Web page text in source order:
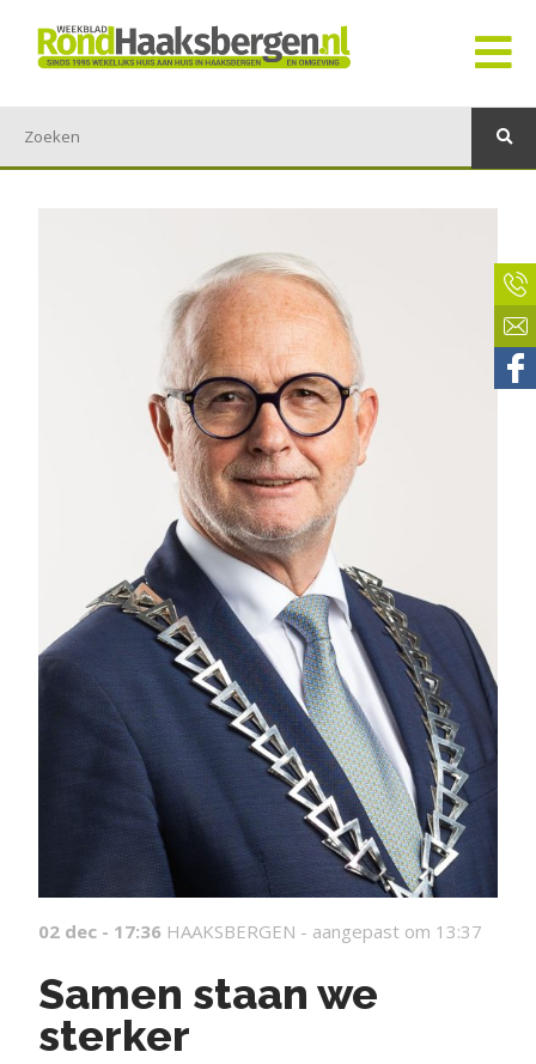
02 dec - 17:36 HAAKSBERGEN - aangepast om 13:37
Samen staan we
sterker